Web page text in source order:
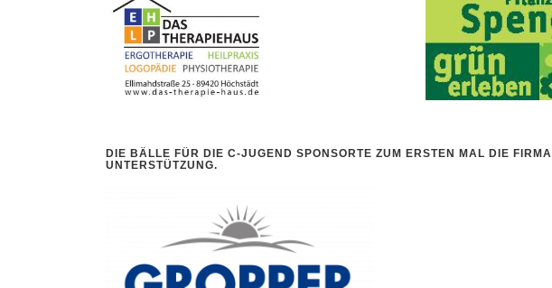
DIE BÄLLE FÜR DIE C-JUGEND SPONSORTE ZUM ERSTEN MAL DIE FIRMA
UNTERSTÜTZUNG.